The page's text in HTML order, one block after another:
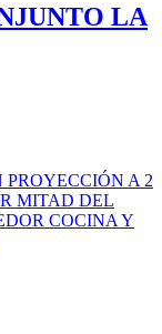
LA
A 2
MITAD DEL
COCINA Y